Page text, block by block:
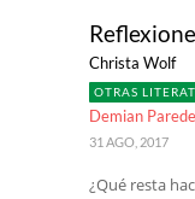
Christa Wolf
OTRAS
Demian
31 AGO, 2017
¿Qué resta